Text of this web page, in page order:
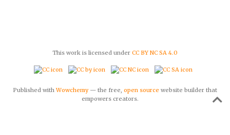
This work is licensed under CC BY NC SA 4.0
Published withWowchemy— the free, open source website builder that
empowers creators.